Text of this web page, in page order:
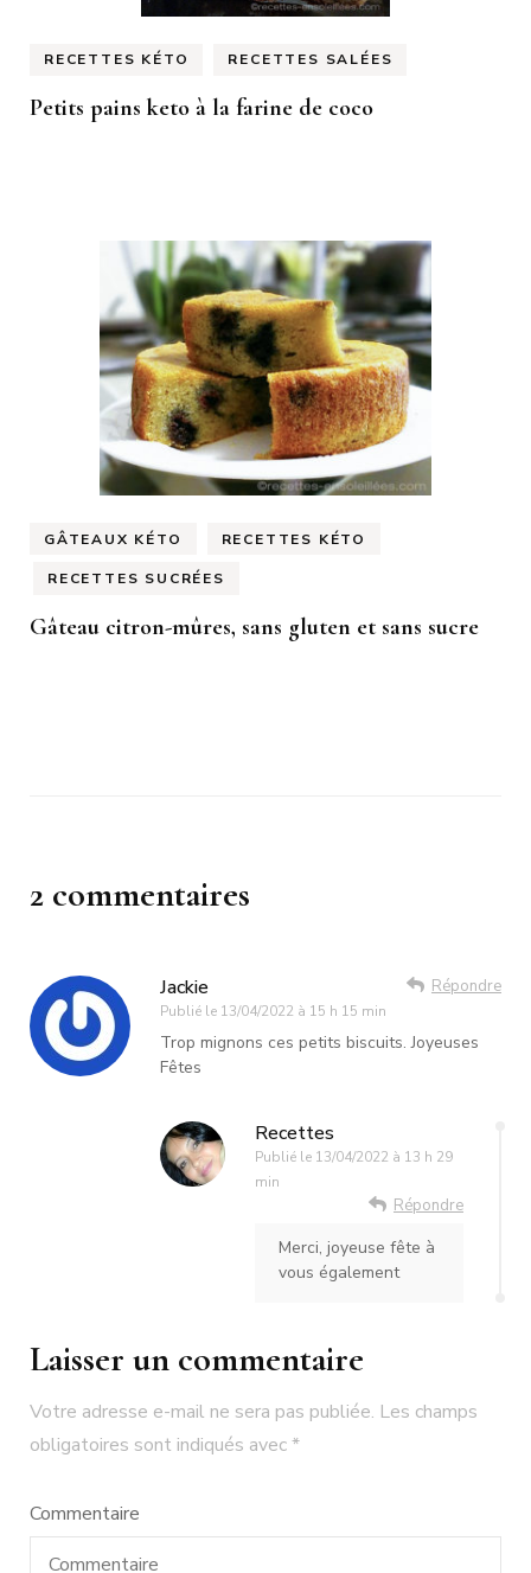
RECETTES KÉTO RECETTES SALÉES
Petits pains keto à la farine de coco
GÂTEAUX KÉTO RECETTES KÉTO
RECETTES SUCRÉES
Gâteau citron-mûres, sans gluten et sans sucre
2 commentaires
Jackie
Publié le 13/04/2022 à 15 h 15 min
Répondre
Trop mignons ces petits biscuits. Joyeuses
Fêtes
Recettes
Publié le 13/04/2022 à 13 h 29
min
Répondre
Merci, joyeuse fête à
vous également
Laisser un commentaire
Votre adresse e-mail ne sera pas publiée. Les champs
obligatoires sont indiqués avec*
Commentaire